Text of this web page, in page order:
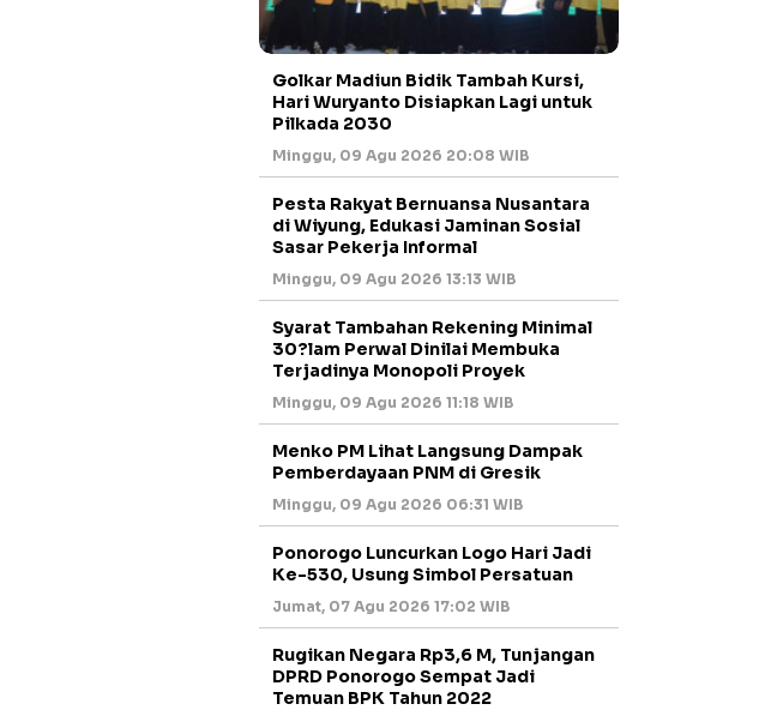
Golkar Madiun Bidik Tambah Kursi,
Hari Wuryanto Disiapkan Lagi untuk
Pilkada 2030
Minggu, 09 Agu 2026 20:08 WIB
Pesta Rakyat Bernuansa Nusantara
di Wiyung, Edukasi Jaminan Sosial
Sasar Pekerja Informal
Minggu, 09 Agu 2026 13:13 WIB
Syarat Tambahan Rekening Minimal
30?lam Perwal Dinilai Membuka
Terjadinya Monopoli Proyek
Minggu, 09 Agu 2026 11:18 WIB
Menko PM Lihat Langsung Dampak
Pemberdayaan PNM di Gresik
Minggu, 09 Agu 2026 06:31 WIB
Ponorogo Luncurkan Logo Hari Jadi
Ke-530, Usung Simbol Persatuan
Jumat, 07 Agu 2026 17:02 WIB
Rugikan Negara Rp3,6 M, Tunjangan
DPRD Ponorogo Sempat Jadi
Temuan BPK Tahun 2022